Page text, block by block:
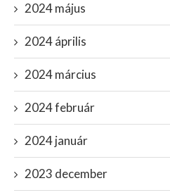
2024 május
2024 április
2024 március
2024 február
2024 január
2023 december